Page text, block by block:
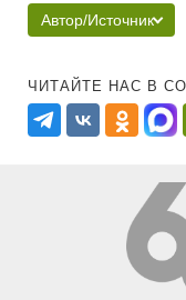
Автор/Источник
ЧИТАЙТЕ НАС В